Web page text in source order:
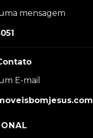
mensagem
E-mail